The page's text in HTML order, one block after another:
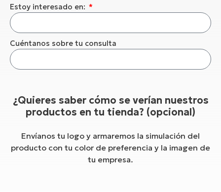
Estoy interesado en:
Cuéntanos sobre tu consulta
¿Quieres saber cómo se verían nuestros
productos en tu tienda? (opcional)
Envíanos tu logo y armaremos la simulación del
producto con tu color de preferencia y la imagen de
tu empresa.